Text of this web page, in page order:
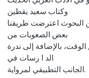
وكتاب سعيد يقطين
البحوث اعترضت طريقنا
بعض الصعوبات من
بالإضافة إلى ندرة
الد ا رسات في
الجانب التطبيقي لمرواية.